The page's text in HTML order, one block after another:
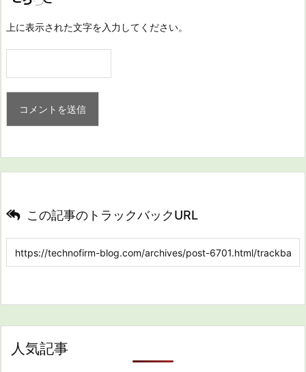
上に表示された文字を入力してください。
この記事のトラックバックURL
人気記事